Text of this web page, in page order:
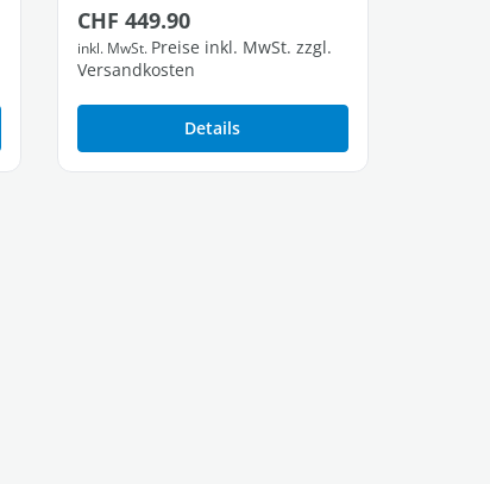
Regulärer Preis:
CHF 449.90
inkl. MwSt. Preise inkl. MwSt. zzgl.
Versandkosten
Details